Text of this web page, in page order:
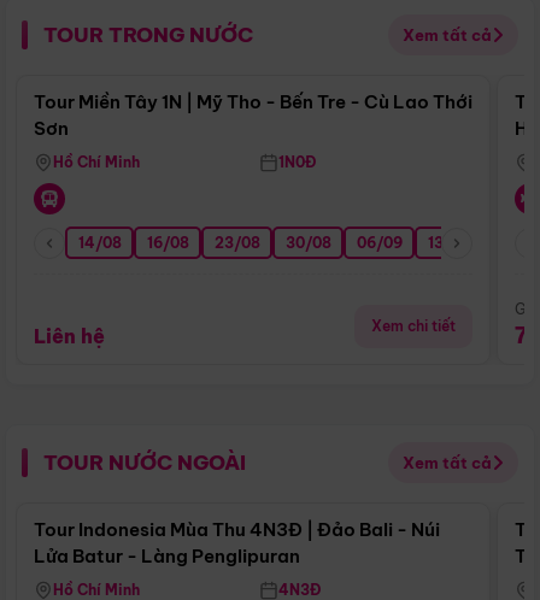
TOUR TRONG NƯỚC Xem tất cả
Điểm nổi bật
Tour Miền Tây 1N | Mỹ Tho - Bến Tre - Cù Lao Thới
Sơn
Hồ Chí Minh 1N0Đ
14/08 16/08 23/08 30/08 06/09 13/09
Liên hệ Xem chi tiết
TOUR NƯỚC NGOÀI Xem tất cả
Điểm nổi bật
Tour Indonesia Mùa Thu 4N3Đ | Đảo Bali - Núi
Lửa Batur - Làng Penglipuran
Hồ Chí Minh 4N3Đ